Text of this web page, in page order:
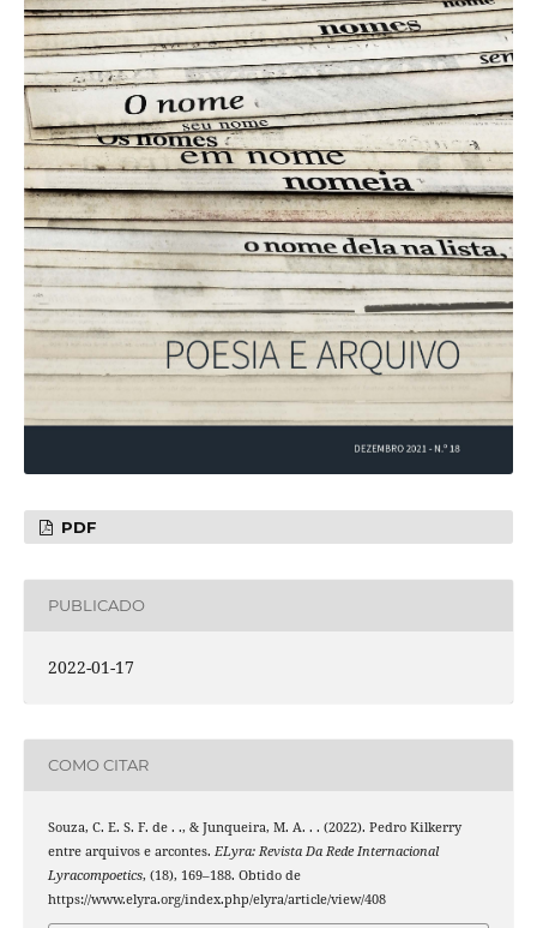
PDF
PUBLICADO
2022-01-17
COMO CITAR
Souza, C. E. S. F. de . ., & Junqueira, M. A. . . (2022). Pedro Kilkerry
entre arquivos e arcontes. ELyra: Revista Da Rede Internacional
Lyracompoetics, (18), 169–188. Obtido de
https://www.elyra.org/index.php/elyra/article/view/408